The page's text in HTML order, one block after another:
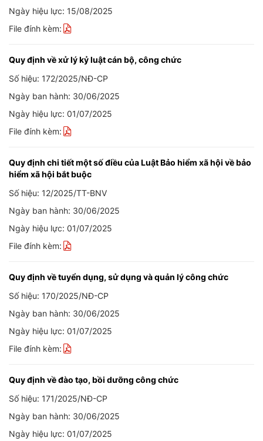
Ngày hiệu lực: 15/08/2025
File đính kèm:
Quy định về xử lý kỷ luật cán bộ, công chức
Số hiệu: 172/2025/NĐ-CP
Ngày ban hành: 30/06/2025
Ngày hiệu lực: 01/07/2025
File đính kèm:
Quy định chi tiết một số điều của Luật Bảo hiểm xã hội về bảo
hiểm xã hội bắt buộc
Số hiệu: 12/2025/TT-BNV
Ngày ban hành: 30/06/2025
Ngày hiệu lực: 01/07/2025
File đính kèm:
Quy định về tuyển dụng, sử dụng và quản lý công chức
Số hiệu: 170/2025/NĐ-CP
Ngày ban hành: 30/06/2025
Ngày hiệu lực: 01/07/2025
File đính kèm:
Quy định về đào tạo, bồi dưỡng công chức
Số hiệu: 171/2025/NĐ-CP
Ngày ban hành: 30/06/2025
Ngày hiệu lực: 01/07/2025